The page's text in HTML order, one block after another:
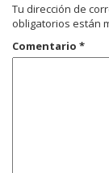
Tu dirección de
obligatorios están
Comentario *